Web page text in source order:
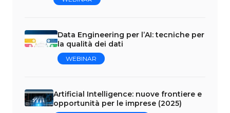
Data Engineering per l’AI: tecniche per
la qualità dei dati
WEBINAR
Artificial Intelligence: nuove frontiere e
opportunità per le imprese (2025)